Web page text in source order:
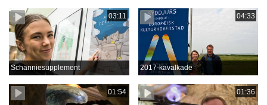
03:11
Schanniesupplement
04:33
2017-kavalkade
01:54 01:36